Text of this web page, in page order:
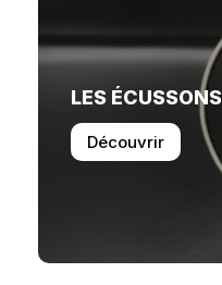
LES ÉCUSSONS
Découvrir